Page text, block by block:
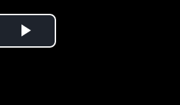
Play Video